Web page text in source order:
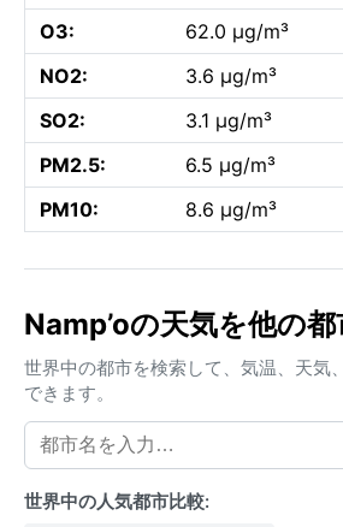
O3:
62.0 µg/m³
NO2:
3.6 µg/m³
SO2:
3.1 µg/m³
PM2.5:
6.5 µg/m³
PM10:
8.6 µg/m³
Namp’oの天気を他の
世界中の都市を検索して、気温、天気
できます。
世界中の人気都市比較: